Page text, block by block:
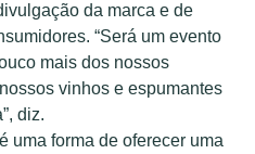
da marca e de
“Será um evento
mais dos nossos
vinhos e espumantes
diz.
uma forma de oferecer uma